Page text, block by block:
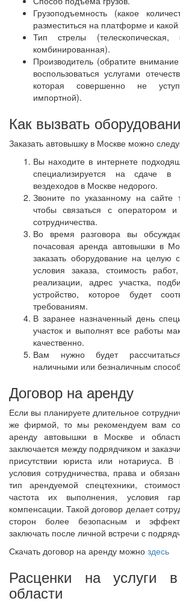
Грузоподъемность (какое
разместиться на платформе и
Тип стрелы (телескопическая,
комбинированная).
Производитель (обратите
воспользоваться услугами
которая совершенно не
импортной).
Как вызвать
Заказать автовышку в Москве можно
Вы находите в интернете
специализируется на сдаче в
вездеходов в Москве недорого.
Звоните по указанному на сайте
чтобы связаться с оператором и
сотрудничества.
Во время разговора вы
почасовая аренда автовышки в
заказать оборудование на целую
условия заказа, стоимость
реализации, адрес участка,
устройство, которое будет
требованиям.
В заранее назначенный день
участок и выполнят все работы
качественно.
Вам нужно будет
наличными или безналичным
Договор на аренду
Если вы планируете длительное
же фирмой, то мы рекомендуем вам
аренду автовышки в Москве и
заключается между подрядчиком и
присутствии юриста или нотариуса. В
условия сотрудничества, права и
тип арендуемой спецтехники,
частота их выполнения, условия
компенсации. Такой договор делает
сторон более безопасным и
заключать после личной встречи с
Скачать договор на аренду можно здесь
Расценки на услуги
области